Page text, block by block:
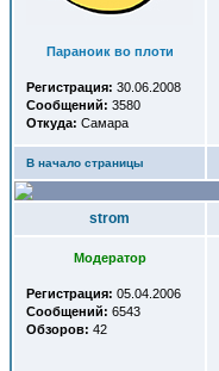
Параноик во плоти
Регистрация: 30.06.2008
Сообщений: 3580
Откуда: Самара
В начало страницы
strom
Модератор
Регистрация: 05.04.2006
Сообщений: 6543
Обзоров: 42